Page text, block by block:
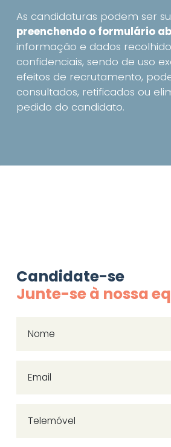
As candidaturas podem ser
preenchendo o formulário
informação e dados
confidenciais, sendo de uso
efeitos de recrutamento,
consultados, retificados ou
pedido do candidato.
Candidate-se
Junte-se à nossa
Nome
Email
Telemóvel